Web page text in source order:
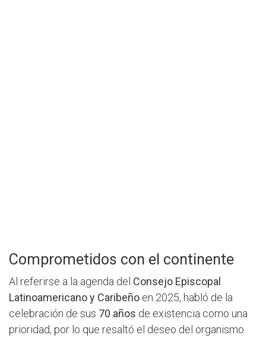
Comprometidos con el continente
Al referirse a la agenda del Consejo Episcopal
Latinoamericano y Caribeño en 2025, habló de la
celebración de sus 70 años de existencia como una
prioridad, por lo que resaltó el deseo del organismo